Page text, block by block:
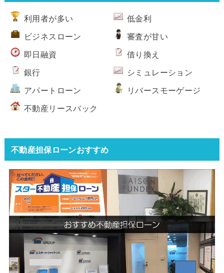
利用者が多い 低金利
ビジネスローン 審査が甘い
即日融資 借り換え
銀行 シミュレーション
アパートローン リバースモーゲージ
不動産リースバック
不動産担保ローンおすすめ